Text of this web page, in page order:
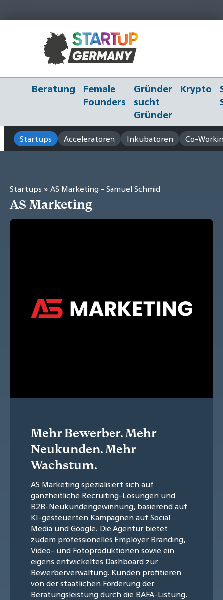
Beratung
Female
Founders
Gründer
sucht
Gründer
Krypto
Startups Acceleratoren Inkubatoren Co-
Startups » AS Marketing - Samuel Schmid
AS Marketing
Mehr Bewerber. Mehr
Neukunden. Mehr
Wachstum.
AS Marketing spezialisiert sich auf
ganzheitliche Recruiting-Lösungen und
B2B-Neukundengewinnung, basierend auf
KI-gesteuerten Kampagnen auf Social
Media und Google. Die Agentur bietet
zudem professionelles Employer Branding,
Video- und Fotoproduktionen sowie ein
eigens entwickeltes Dashboard zur
Bewerberverwaltung. Kunden profitieren
von der staatlichen Förderung der
Beratungsleistung durch die BAFA-Listung.